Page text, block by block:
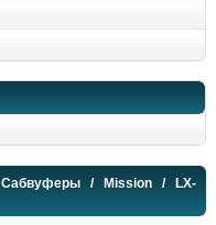
Сабвуферы / Mission / LX-